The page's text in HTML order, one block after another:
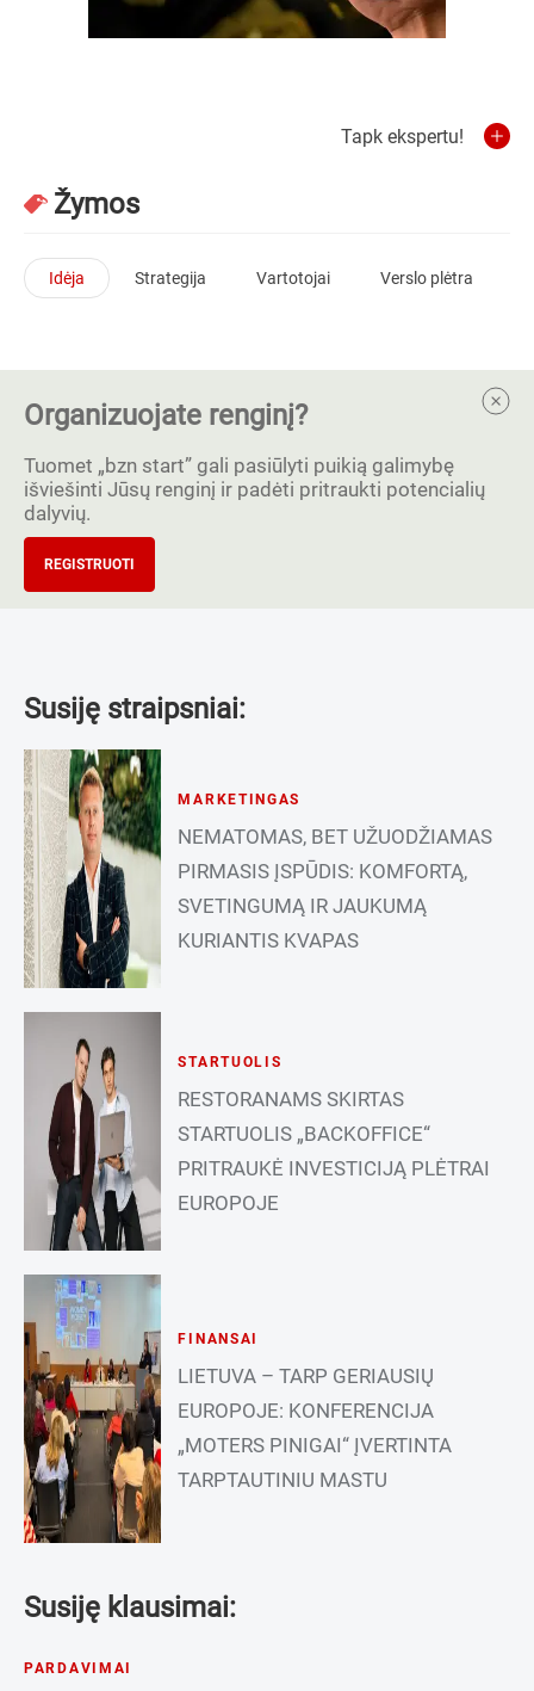
Tapk ekspertu!
Žymos
Idėja Strategija Vartotojai Verslo plėtra
Organizuojate renginį?
Tuomet „bzn start” gali pasiūlyti puikią galimybę
išviešinti Jūsų renginį ir padėti pritraukti potencialių
dalyvių.
REGISTRUOTI
Susiję straipsniai:
MARKETINGAS
NEMATOMAS, BET UŽUODŽIAMAS
PIRMASIS ĮSPŪDIS: KOMFORTĄ,
SVETINGUMĄ IR JAUKUMĄ
KURIANTIS KVAPAS
STARTUOLIS
RESTORANAMS SKIRTAS
STARTUOLIS „BACKOFFICE“
PRITRAUKĖ INVESTICIJĄ PLĖTRAI
EUROPOJE
FINANSAI
LIETUVA – TARP GERIAUSIŲ
EUROPOJE: KONFERENCIJA
„MOTERS PINIGAI“ ĮVERTINTA
TARPTAUTINIU MASTU
Susiję klausimai:
PARDAVIMAI